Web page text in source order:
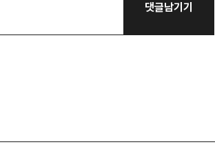
댓글남기기